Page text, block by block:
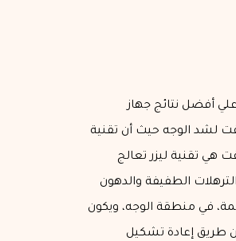
أفضل نتائج جهاز
لشد الوجه حيث أن تقنية
هي تقنية ليزر تعالج
الطفيفة والدهون
في منطقة الوجه، ويكون
طريق إعادة تشكيل